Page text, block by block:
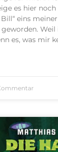
es hier
eins
es, was mir